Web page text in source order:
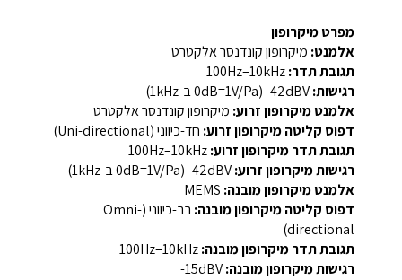
מפרט מיקרופון
אלמנט: מיקרופון קונדנסר אלקטרט‏
תגובת תדר:
רגישות:
אלמנט מיקרופון זרוע: מיקרופון קונדנסר אלקטרט‏
דפוס קליטה מיקרופון זרוע: חד-כיווני‏ (Uni-directional)‏
תגובת תדר מיקרופון זרוע:
רגישות מיקרופון זרוע:
אלמנט מיקרופון מובנה:
דפוס קליטה מיקרופון מובנה:
רב-כיווני‏ (Omni-
directional)‏
תגובת תדר מיקרופון מובנה:
רגישות מיקרופון מובנה: